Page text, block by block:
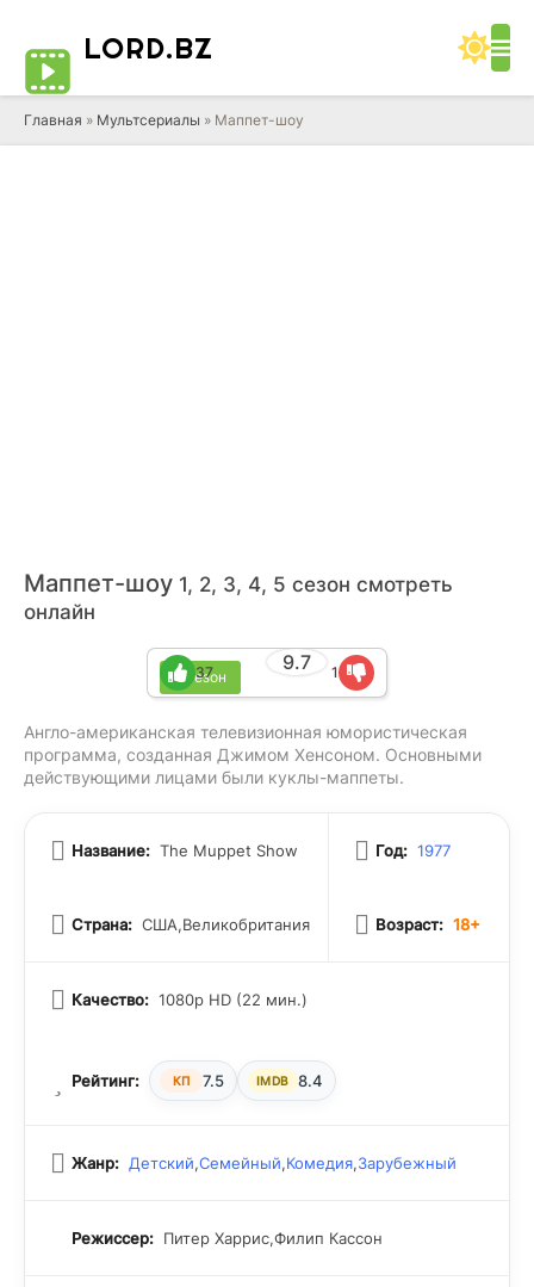
LORD.BZ
Главная » Мультсериалы » Маппет-шоу
Маппет-шоу 1, 2, 3, 4, 5 сезон смотреть
онлайн
5 сезон
9.7
37 1
Англо-американская телевизионная юмористическая
программа, созданная Джимом Хенсоном. Основными
действующими лицами были куклы-маппеты.
Название: The Muppet Show
Страна: США,Великобритания
Год: 1977
Возраст: 18+
Качество: 1080p HD (22 мин.)
Рейтинг: КП 7.5 IMDB 8.4
Жанр: Детский,Семейный,Комедия,Зарубежный
Режиссер: Питер Харрис,Филип Кассон